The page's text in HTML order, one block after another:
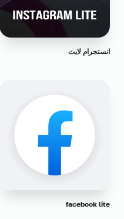
انستجرام لايت
facebook lite